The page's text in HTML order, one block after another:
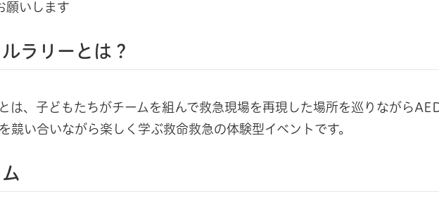
願いします
ラリーとは？
は、子どもたちがチームを組んで救急現場を再現した場所を巡りながら
競い合いながら楽しく学ぶ救命救急の体験型イベントです。